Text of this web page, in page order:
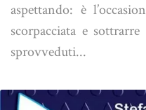
aspettando: è
scorpacciata e
sprovveduti...